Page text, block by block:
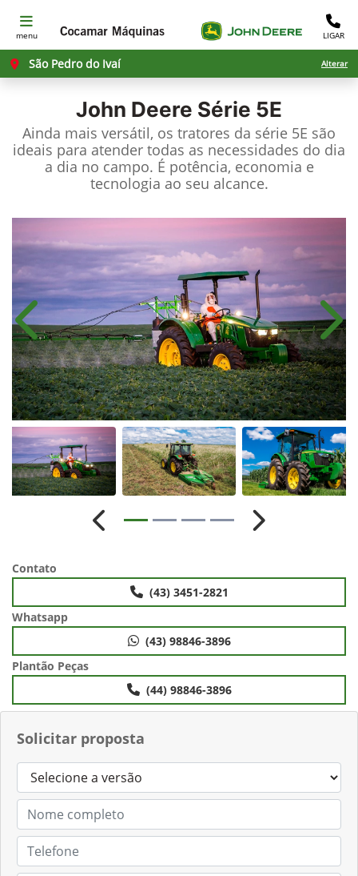
menu LIGAR
São Pedro do Ivaí Alterar
John Deere Série 5E
Ainda mais versátil, os tratores da série 5E são
ideais para atender todas as necessidades do dia
a dia no campo. É potência, economia e
tecnologia ao seu alcance.
Solicitar proposta
Anterior
Anterior Próximo
Contato
(43) 3451-2821
Whatsapp
(43) 98846-3896
Plantão Peças
(44) 98846-3896